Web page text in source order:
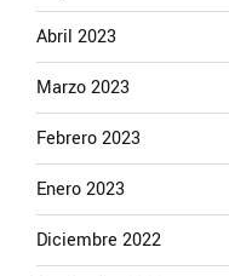
Abril 2023
Marzo 2023
Febrero 2023
Enero 2023
Diciembre 2022